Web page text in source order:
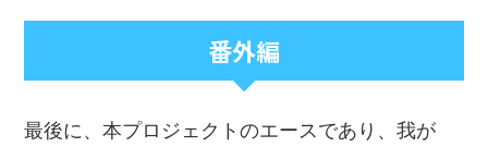
番外編
最後に、本プロジェクトのエースであり、我が